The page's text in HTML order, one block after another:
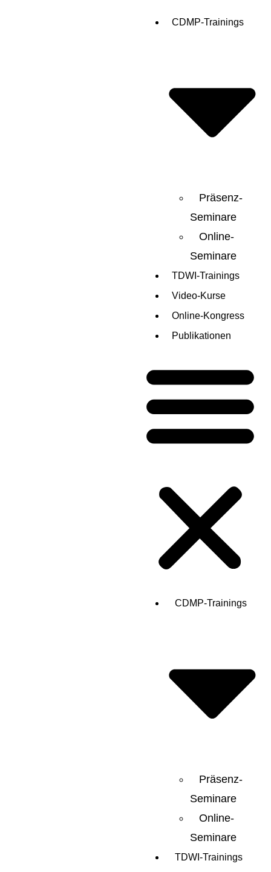
CDMP-Trainings
Präsenz-
Seminare
Online-
Seminare
TDWI-Trainings
Video-Kurse
Online-Kongress
Publikationen
CDMP-Trainings
Präsenz-
Seminare
Online-
Seminare
TDWI-Trainings